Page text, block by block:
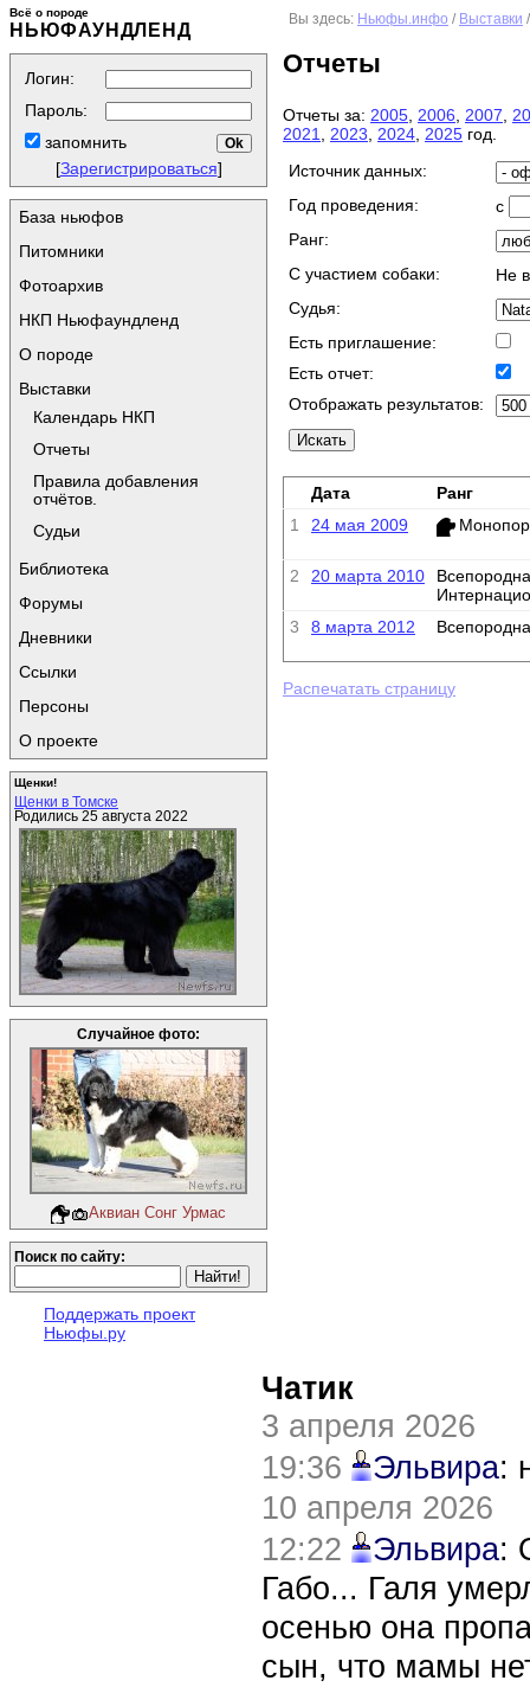
Всё о породе
НЬЮФАУНДЛЕНД
Логин:
Пароль:
запомнить
[Зарегистрироваться]
База ньюфов
Питомники
Фотоархив
НКП Ньюфаундленд
О породе
Выставки
Календарь НКП
Отчеты
Правила добавления
отчётов.
Судьи
Библиотека
Форумы
Дневники
Ссылки
Персоны
О проекте
Щенки!
Щенки в Томске
Родились 25 августа 2022
Случайное фото:
Аквиан Сонг Урмас
Поиск по сайту:
Поддержать проект
Ньюфы.ру
Вы здесь: Ньюфы.инфо / Выставки
Отчеты
Отчеты за: 2005 2006 2007
2021
2023 2024 2025 год.
Источник данных:
Год проведения:
с
Ранг:
C участием собаки:
Не
Судья:
Есть приглашение:
Есть отчет:
Отображать результатов:
Дата
Ранг
1
24 мая 2009
2 20 марта 2010
3
8 марта 2012
Распечатать страницу
Чатик
3 апреля 2026
19:36
Эльвира:
10 апреля 2026
12:22
Эльвира:
Габо... Галя
осенью она
сын, что мамы